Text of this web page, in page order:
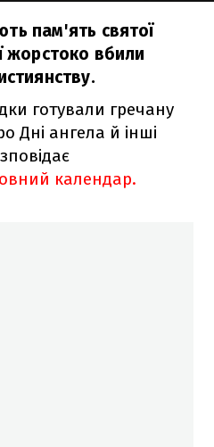
пам'ять святої
жорстоко вбили
готували гречану
Дні ангела й інші
календар.